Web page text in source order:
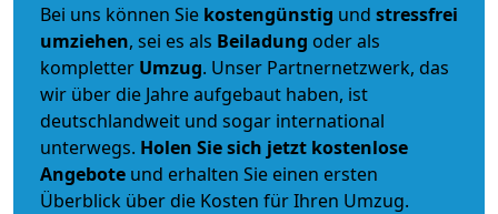
Bei uns können Sie kostengünstig und stressfrei
umziehen, sei es als Beiladung oder als
kompletter Umzug. Unser Partnernetzwerk, das
wir über die Jahre aufgebaut haben, ist
deutschlandweit und sogar international
unterwegs. Holen Sie sich jetzt kostenlose
Angebote und erhalten Sie einen ersten
Überblick über die Kosten für Ihren Umzug.